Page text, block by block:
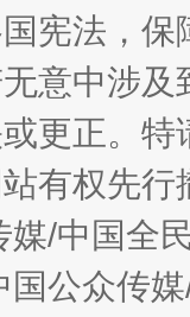
宪法，
意中涉
更正。
有权先
/中国全
国公众传